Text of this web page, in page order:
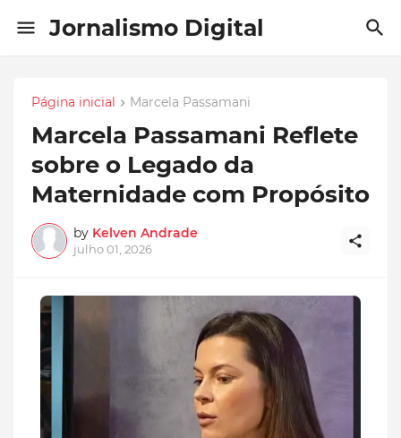
Jornalismo Digital
Página inicial Marcela Passamani
Marcela Passamani Reflete
sobre o Legado da
Maternidade com Propósito
by Kelven Andrade
julho 01, 2026